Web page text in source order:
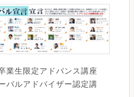
業生限定アドバンス講座
バルアドバイザー認定講